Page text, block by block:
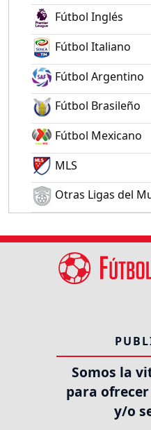
Fútbol Inglés
Fútbol Italiano
Fútbol Argentino
Fútbol Brasileño
Fútbol Mexicano
MLS
Otras Ligas del
Somos la
para
y/o